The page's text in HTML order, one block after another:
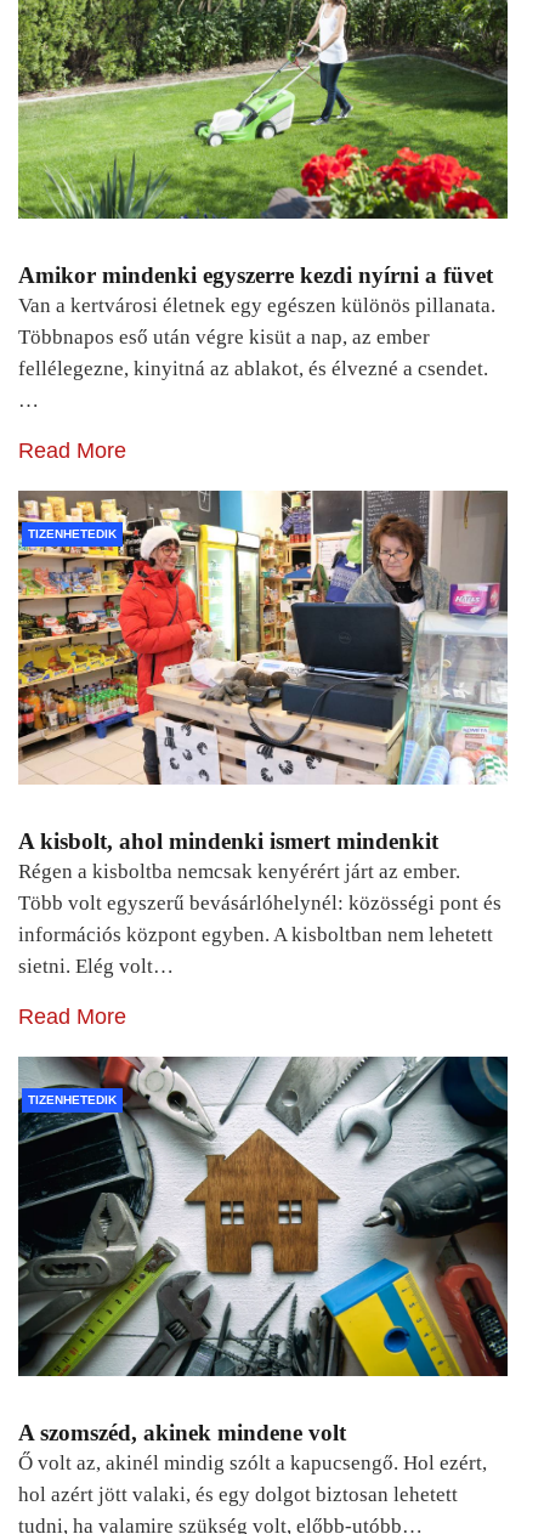
Amikor mindenki egyszerre kezdi nyírni a füvet
Van a kertvárosi életnek egy egészen különös pillanata.
Többnapos eső után végre kisüt a nap, az ember
fellélegezne, kinyitná az ablakot, és élvezné a csendet.
…
Read More
TIZENHETEDIK
A kisbolt, ahol mindenki ismert mindenkit
Régen a kisboltba nemcsak kenyérért járt az ember.
Több volt egyszerű bevásárlóhelynél: közösségi pont és
információs központ egyben. A kisboltban nem lehetett
sietni. Elég volt…
Read More
TIZENHETEDIK
A szomszéd, akinek mindene volt
Ő volt az, akinél mindig szólt a kapucsengő. Hol ezért,
hol azért jött valaki, és egy dolgot biztosan lehetett
tudni, ha valamire szükség volt, előbb-utóbb…